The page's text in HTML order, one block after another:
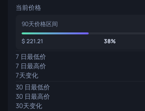
当前价格
90天价格区间
221.21 38%
7 日最低价
7 日最高价
7天变化
30 日最低价
30 日最高价
30天变化